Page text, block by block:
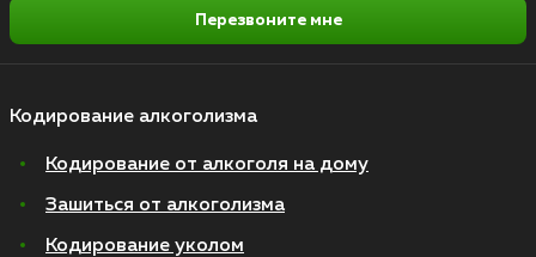
Кодирование алкоголизма
Кодирование от алкоголя на дому
Зашиться от алкоголизма
Кодирование уколом
Перезвоните мне